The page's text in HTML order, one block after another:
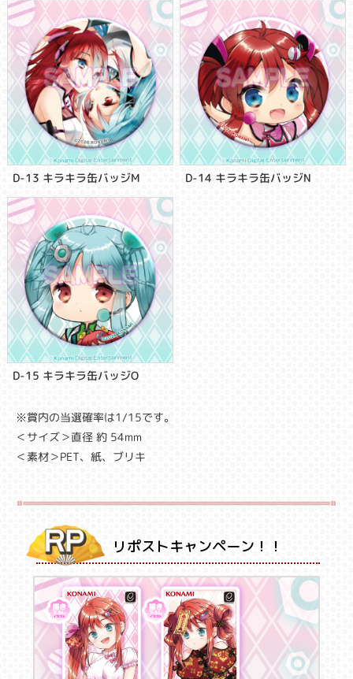
D-13 キラキラ缶バッジM D-14 キラキラ缶バッジN
D-15 キラキラ缶バッジO
※賞内の当選確率は1/15です。
＜サイズ＞直径 約 54mm
＜素材＞PET、紙、ブリキ
リポストキャンペーン！！